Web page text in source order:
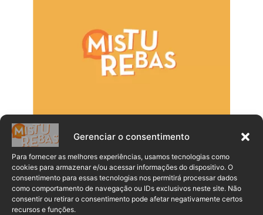
Gerenciar o consentimento
Para fornecer as melhores experiências, usamos tecnologias como
cookies para armazenar e/ou acessar informações do dispositivo. O
consentimento para essas tecnologias nos permitirá processar dados
como comportamento de navegação ou IDs exclusivos neste site. Não
consentir ou retirar o consentimento pode afetar negativamente certos
recursos e funções.